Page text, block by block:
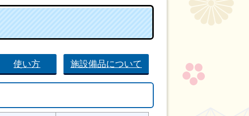
使い方 施設備品について